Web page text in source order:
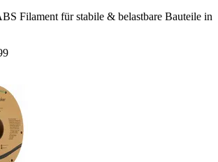
Filament für stabile & belastbare Bauteile in